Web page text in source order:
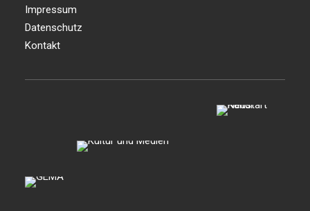
Impressum
Datenschutz
Kontakt